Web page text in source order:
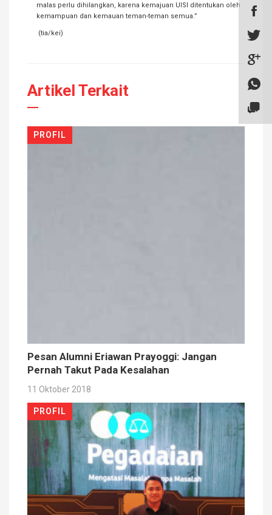
malas perlu dihilangkan, karena kemajuan UISI ditentukan oleh
kemampuan dan kemauan teman-teman semua.”
(tia/kei)
Artikel Terkait
PROFIL
Pesan Alumni Eriawan Prayoggi: Jangan
Pernah Takut Pada Kesalahan
11 Oktober 2018
PROFIL